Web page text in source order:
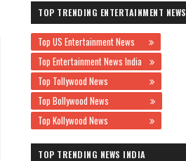
TOP TRENDING ENTERTAINMENT NEWS
Top US Entertainment News
Top Entertainment News India
Top Tollywood News
Top Bollywood News
Top Kollywood News
TOP TRENDING NEWS INDIA